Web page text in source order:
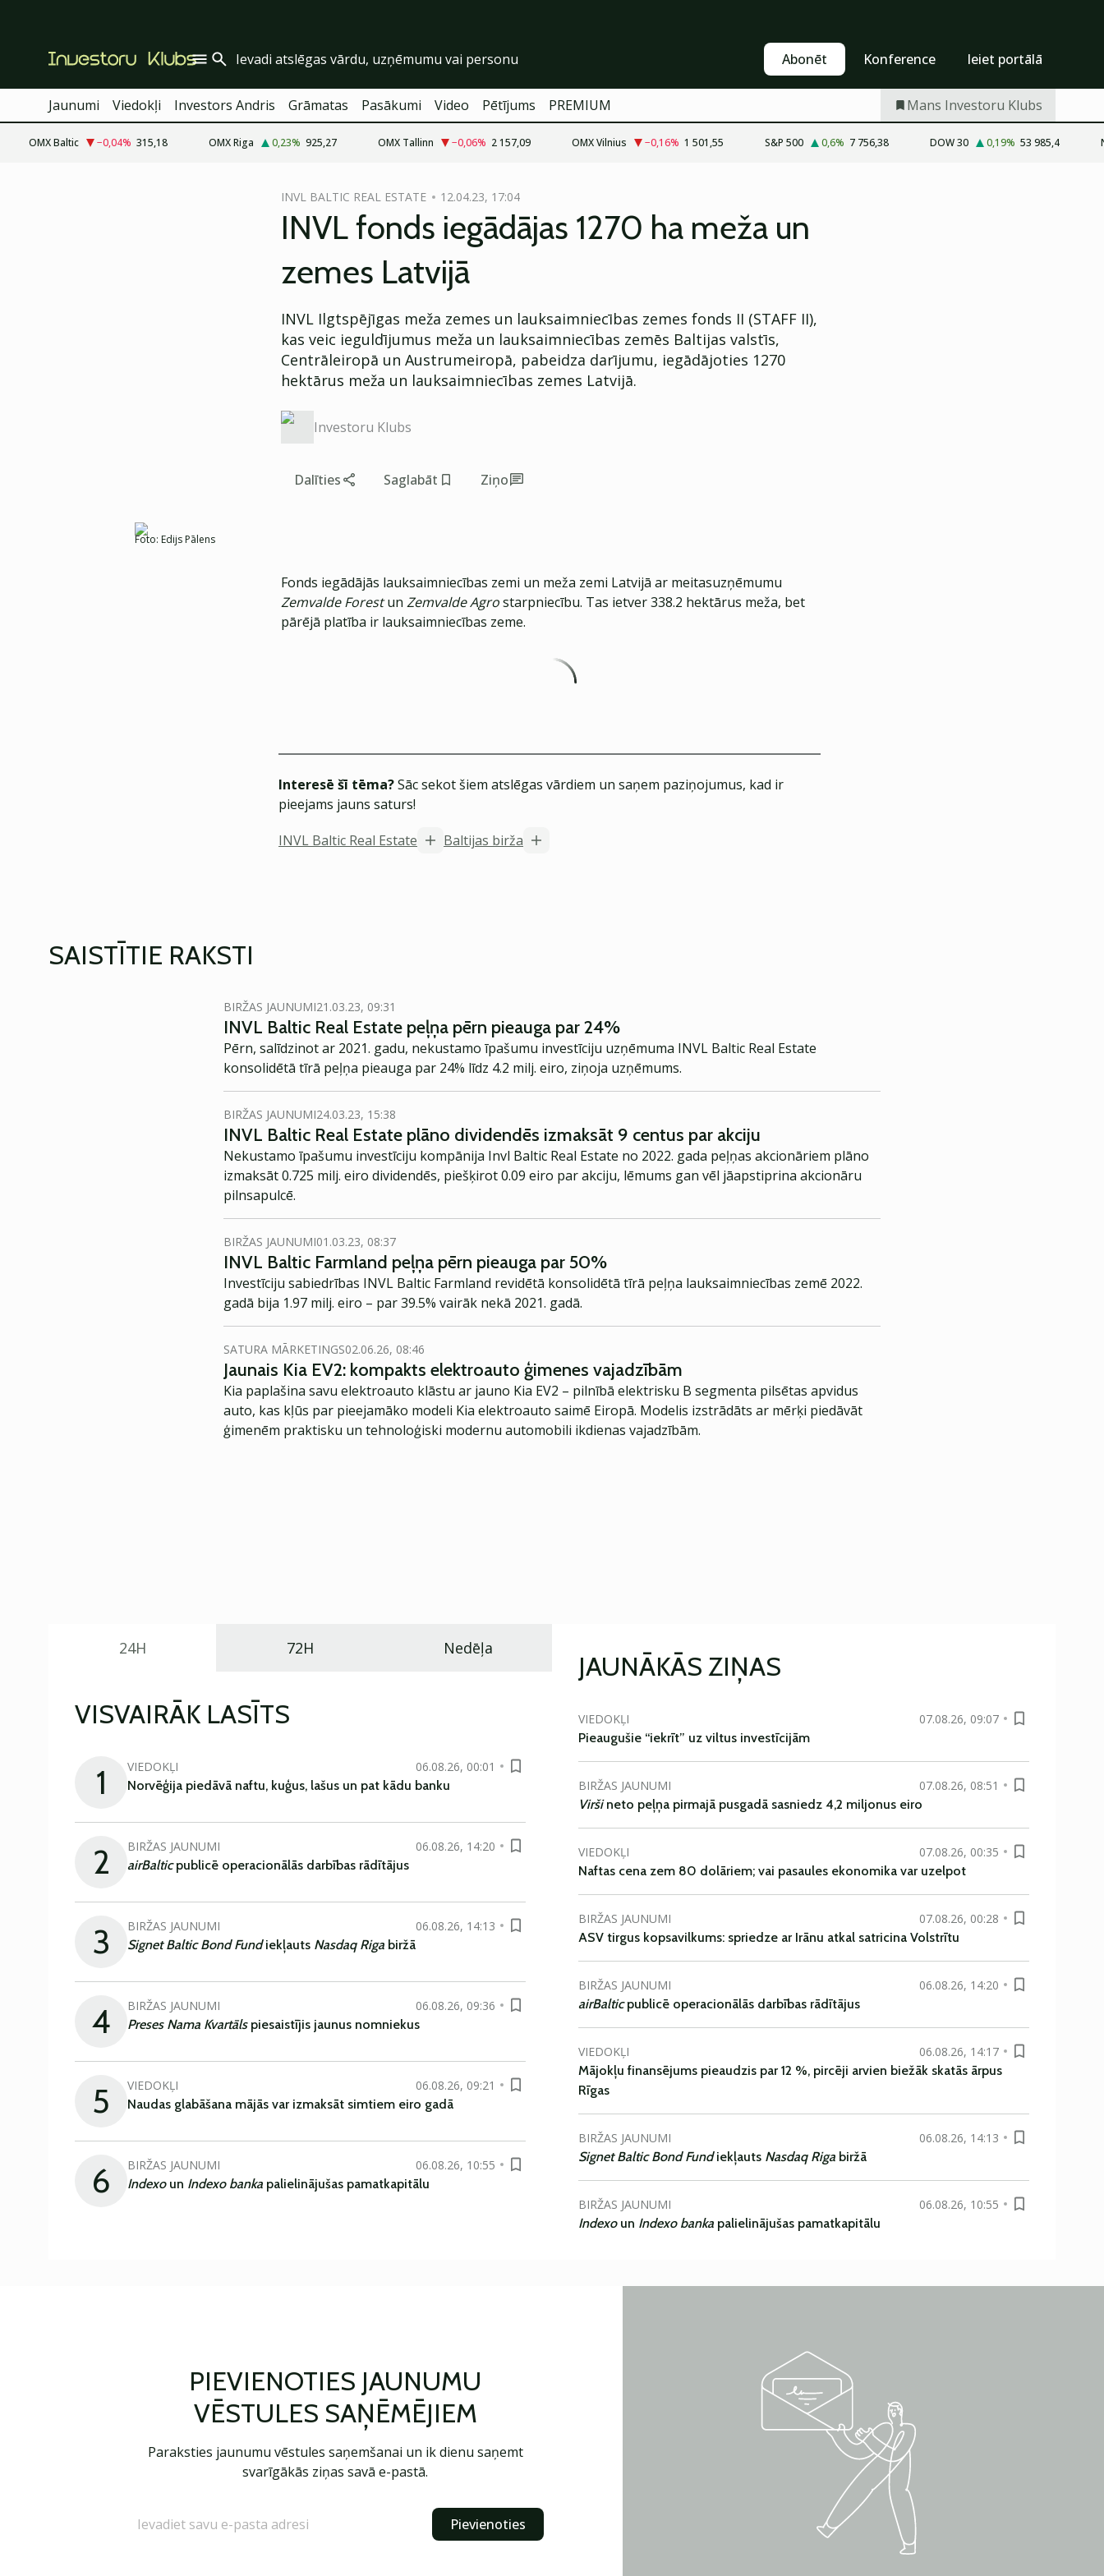
Abonēt Konference Ieiet portālā
Jaunumi Viedokļi Investors Andris Grāmatas Pasākumi Video Pētījums PREMIUM Mans Investoru Klubs
OMX Baltic −0,04% 315,18 OMX Riga 0,23% 925,27 OMX Tallinn −0,06% 2 157,09 OMX Vilnius −0,16% 1 501,55 S&P 500 0,6% 7 756,38 DOW 30 0,19% 53 985,4
INVL BALTIC REAL ESTATE 12.04.23, 17:04
INVL fonds iegādājas 1270 ha meža un
zemes Latvijā
INVL Ilgtspējīgas meža zemes un lauksaimniecības zemes fonds II (STAFF II),
kas veic ieguldījumus meža un lauksaimniecības zemēs Baltijas valstīs,
Centrāleiropā un Austrumeiropā, pabeidza darījumu, iegādājoties 1270
hektārus meža un lauksaimniecības zemes Latvijā.
Investoru Klubs
Dalīties Saglabāt Ziņo
Foto: Edijs Pālens
Fonds iegādājās lauksaimniecības zemi un meža zemi Latvijā ar meitasuzņēmumu
Zemvalde Forestun Zemvalde Agrostarpniecību. Tas ietver 338.2 hektārus meža, bet
pārējā platība ir lauksaimniecības zeme.
Interesē šī tēma?Sāc sekot šiem atslēgas vārdiem un saņem paziņojumus, kad ir
pieejams jauns saturs!
INVL Baltic Real Estate
Baltijas birža
SAISTĪTIE RAKSTI
BIRŽAS JAUNUMI21.03.23, 09:31
INVL Baltic Real Estate peļņa pērn pieauga par 24%
Pērn, salīdzinot ar 2021. gadu, nekustamo īpašumu investīciju uzņēmuma INVL Baltic Real Estate
konsolidētā tīrā peļņa pieauga par 24% līdz 4.2 milj. eiro, ziņoja uzņēmums.
BIRŽAS JAUNUMI24.03.23, 15:38
INVL Baltic Real Estate plāno dividendēs izmaksāt 9 centus par akciju
Nekustamo īpašumu investīciju kompānija Invl Baltic Real Estate no 2022. gada peļņas akcionāriem plāno
izmaksāt 0.725 milj. eiro dividendēs, piešķirot 0.09 eiro par akciju, lēmums gan vēl jāapstiprina akcionāru
pilnsapulcē.
BIRŽAS JAUNUMI01.03.23, 08:37
INVL Baltic Farmland peļņa pērn pieauga par 50%
Investīciju sabiedrības INVL Baltic Farmland revidētā konsolidētā tīrā peļņa lauksaimniecības zemē 2022.
gadā bija 1.97 milj. eiro – par 39.5% vairāk nekā 2021. gadā.
SATURA MĀRKETINGS02.06.26, 08:46
Jaunais Kia EV2: kompakts elektroauto ģimenes vajadzībām
Kia paplašina savu elektroauto klāstu ar jauno Kia EV2 – pilnībā elektrisku B segmenta pilsētas apvidus
auto, kas kļūs par pieejamāko modeli Kia elektroauto saimē Eiropā. Modelis izstrādāts ar mērķi piedāvāt
ģimenēm praktisku un tehnoloģiski modernu automobili ikdienas vajadzībām.
24H 72H Nedēļa
VISVAIRĀK LASĪTS
1 VIEDOKĻI
06.08.26, 00:01
Norvēģija piedāvā naftu, kuģus, lašus un pat kādu banku
2 BIRŽAS JAUNUMI
06.08.26, 14:20
airBalticpublicē operacionālās darbības rādītājus
3 BIRŽAS JAUNUMI
06.08.26, 14:13
Signet Baltic Bond Fundiekļauts Nasdaq Riga biržā
4 BIRŽAS JAUNUMI
06.08.26, 09:36
Preses Nama Kvartāls piesaistījis jaunus nomniekus
5 VIEDOKĻI
06.08.26, 09:21
Naudas glabāšana mājās var izmaksāt simtiem eiro gadā
6 BIRŽAS JAUNUMI
06.08.26, 10:55
Indexoun Indexo banka palielinājušas pamatkapitālu
JAUNĀKĀS ZIŅAS
VIEDOKĻI
07.08.26, 09:07
Pieaugušie “iekrīt” uz viltus investīcijām
BIRŽAS JAUNUMI
07.08.26, 08:51
Viršineto peļņa pirmajā pusgadā sasniedz 4,2 miljonus eiro
VIEDOKĻI
07.08.26, 00:35
Naftas cena zem 80 dolāriem; vai pasaules ekonomika var uzelpot
BIRŽAS JAUNUMI
07.08.26, 00:28
ASV tirgus kopsavilkums: spriedze ar Irānu atkal satricina Volstrītu
BIRŽAS JAUNUMI
06.08.26, 14:20
airBalticpublicē operacionālās darbības rādītājus
VIEDOKĻI
06.08.26, 14:17
Mājokļu finansējums pieaudzis par 12 %, pircēji arvien biežāk skatās ārpus
Rīgas
BIRŽAS JAUNUMI
06.08.26, 14:13
Signet Baltic Bond Fundiekļauts Nasdaq Riga biržā
BIRŽAS JAUNUMI
06.08.26, 10:55
Indexoun Indexo banka palielinājušas pamatkapitālu
PIEVIENOTIES JAUNUMU
VĒSTULES SAŅĒMĒJIEM
Paraksties jaunumu vēstules saņemšanai un ik dienu saņemt
svarīgākās ziņas savā e-pastā.
Pievienoties